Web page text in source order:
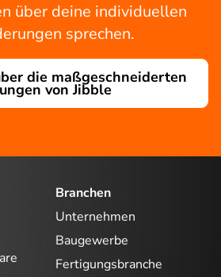
über deine individuellen
sprechen.
die maßgeschneiderten
von Jibble
Branchen
Unternehmen
Baugewerbe
Fertigungsbranche